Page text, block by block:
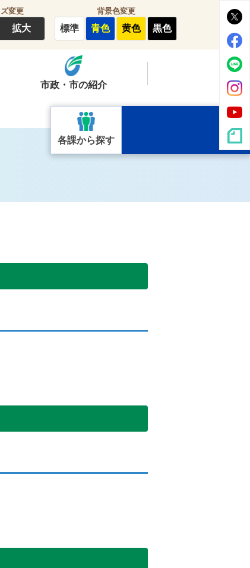
変更
拡大
背景色変更
標準 青色 黄色 黒色
市政・市の紹介
各課から探す